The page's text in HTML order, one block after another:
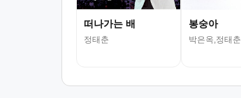
떠나가는 배
정태춘
봉숭아
박은옥,정태춘